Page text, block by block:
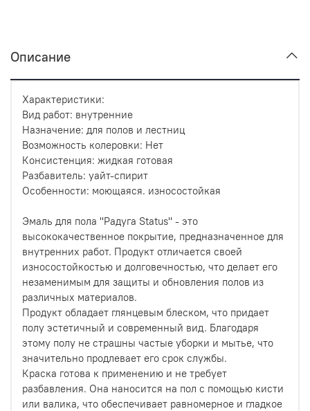
Описание
Характеристики:
Вид работ: внутренние
Назначение: для полов и лестниц
Возможность колеровки: Нет
Консистенция: жидкая готовая
Разбавитель: уайт-спирит
Особенности: моющаяся. износостойкая
Эмаль для пола ''Радуга Status'' - это
высококачественное покрытие, предназначенное для
внутренних работ. Продукт отличается своей
износостойкостью и долговечностью, что делает его
незаменимым для защиты и обновления полов из
различных материалов.
Продукт обладает глянцевым блеском, что придает
полу эстетичный и современный вид. Благодаря
этому полу не страшны частые уборки и мытье, что
значительно продлевает его срок службы.
Краска готова к применению и не требует
разбавления. Она наносится на пол с помощью кисти
или валика, что обеспечивает равномерное и гладкое